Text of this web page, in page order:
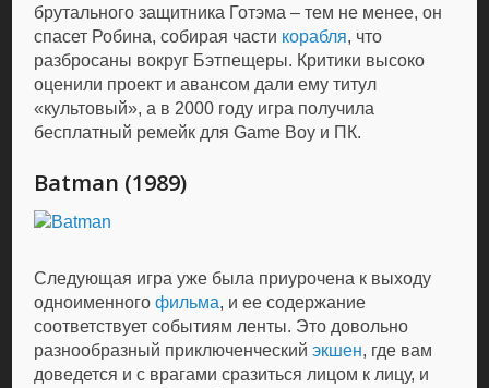
брутального защитника Готэма – тем не менее, он
спасет Робина, собирая части корабля, что
разбросаны вокруг Бэтпещеры. Критики высоко
оценили проект и авансом дали ему титул
«культовый», а в 2000 году игра получила
бесплатный ремейк для Game Boy и ПК.
Batman (1989)
Следующая игра уже была приурочена к выходу
одноименногофильма, и ее содержание
соответствует событиям ленты. Это довольно
разнообразный приключенческийэкшен, где вам
доведется и с врагами сразиться лицом к лицу, и